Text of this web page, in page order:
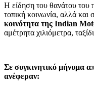
Η είδηση του θανάτου του
τοπική κοινωνία, αλλά και
κοινότητα της Indian
αμέτρητα χιλιόμετρα,
Σε συγκινητικό μήνυμα
ανέφεραν: